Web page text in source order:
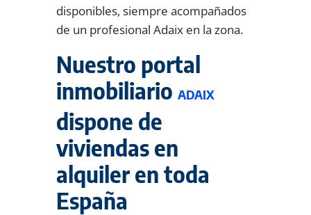
disponibles, siempre acompañados
de un profesional Adaix en la zona.
Nuestro portal
inmobiliario ADAIX
dispone de
viviendas en
alquiler en toda
España